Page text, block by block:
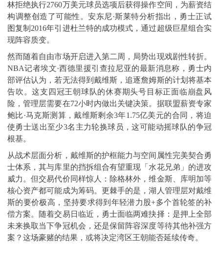
林拒绝执行2760万美元球员选项后获得操作空间，为薪资结
构调整创造了可能性。安东尼·斯莱特分析指出，勇士正试
图复制2016年引进杜兰特的成功模式，通过超级巨星组合实
现阵容质变。
然而随着自由市场开启进入第二周，局势出现戏剧性转折。
NBA记者埃文·西德里援引查拉尼亚的最新消息称，勇士内
部评估认为，若无法得到戴维斯，追逐詹姆斯的计划将基本
告吹。这支四冠王朝球队的休赛期头号目标正面临崩盘风
险，管理层需要在72小时内做出关键决策。据联盟薪资专家
鲍比·马克斯测算，戴维斯剩余3年1.75亿美元的合同，将迫
使勇士送出至少3名主力轮换球员，这可能动摇球队的争冠
根基。
从战术层面分析，戴维斯的护框能力与空间属性完美契合勇
士体系，其与库里的挡拆组合有望重现「水花兄弟」的进攻
威力。但交易代价同样惊人：除格林外，维金斯、库明加等
核心资产都可能成为筹码。更棘手的是，湖人管理层对戴维
斯的要价极高，坚持要求得到年轻潜力股+多个首轮签的补
偿方案。随着交易日临近，勇士面临两难抉择：是押上全部
未来换取当下争冠机会，还是保留阵容深度等待其他补强方
案？这场豪赌的结果，或将决定湾区王朝能否延续传奇。